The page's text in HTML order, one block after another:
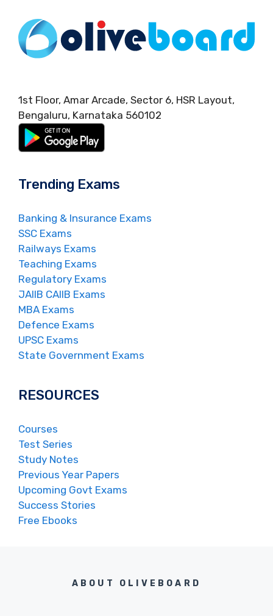
1st Floor, Amar Arcade, Sector 6, HSR Layout,
Bengaluru, Karnataka 560102
Trending Exams
Banking & Insurance Exams
SSC Exams
Railways Exams
Teaching Exams
Regulatory Exams
JAIIB CAIIB Exams
MBA Exams
Defence Exams
UPSC Exams
State Government Exams
RESOURCES
Courses
Test Series
Study Notes
Previous Year Papers
Upcoming Govt Exams
Success Stories
Free Ebooks
ABOUT OLIVEBOARD